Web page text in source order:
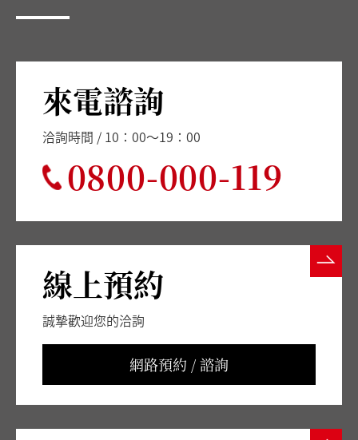
來電諮詢
洽詢時間 / 10：00～19：00
0800-000-119
線上預約
誠摯歡迎您的洽詢
網路預約 / 諮詢